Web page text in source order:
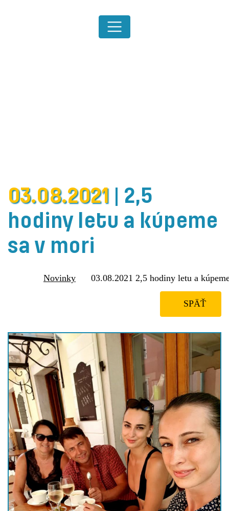
03.08.2021
2,5
hodiny letu a kúpeme
sa v mori
Novinky 03.08.2021 2,5 hodiny letu a
SPÄŤ